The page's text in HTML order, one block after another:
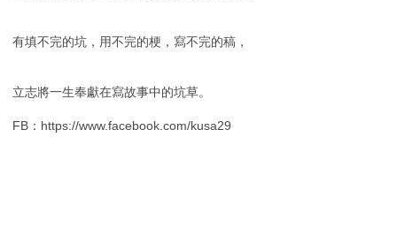
有填不完的坑，用不完的梗，寫不完的稿，
立志將一生奉獻在寫故事中的坑草。
FB：https://www.facebook.com/kusa29